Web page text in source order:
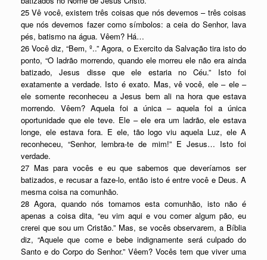
25 Vê você, existem três coisas que nós devemos – três coisas
que nós devemos fazer como símbolos: a ceia do Senhor, lava
pés, batismo na água. Vêem? Há…
26 Você diz, “Bem, º..” Agora, o Exercito da Salvação tira isto do
ponto, “O ladrão morrendo, quando ele morreu ele não era ainda
batizado, Jesus disse que ele estaria no Céu.” Isto foi
exatamente a verdade. Isto é exato. Mas, vê você, ele – ele –
ele somente reconheceu a Jesus bem ali na hora que estava
morrendo. Vêem? Aquela foi a única – aquela foi a única
oportunidade que ele teve. Ele – ele era um ladrão, ele estava
longe, ele estava fora. E ele, tão logo viu aquela Luz, ele A
reconheceu, “Senhor, lembra-te de mim!” E Jesus… Isto foi
verdade.
27 Mas para vocês e eu que sabemos que deveríamos ser
batizados, e recusar a faze-lo, então isto é entre você e Deus. A
mesma coisa na comunhão.
28 Agora, quando nós tomamos esta comunhão, isto não é
apenas a coisa dita, “eu vim aqui e vou comer algum pão, eu
crerei que sou um Cristão.” Mas, se vocês observarem, a Bíblia
diz, “Aquele que come e bebe indignamente será culpado do
Santo e do Corpo do Senhor.” Vêem? Vocês tem que viver uma